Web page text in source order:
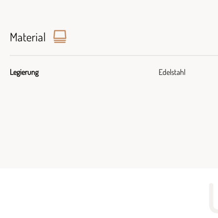
Material
Legierung Edelstahl